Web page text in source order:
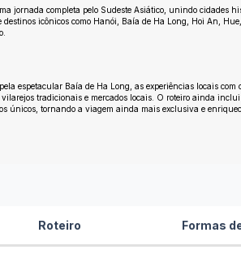
jornada completa pelo Sudeste Asiático, unindo cidades
icônicos como Hanói, Baía de Ha Long, Hoi An,
espetacular Baía de Ha Long, as experiências locais
tradicionais e mercados locais. O roteiro ainda
únicos, tornando a viagem ainda mais exclusiva e
Roteiro Formas